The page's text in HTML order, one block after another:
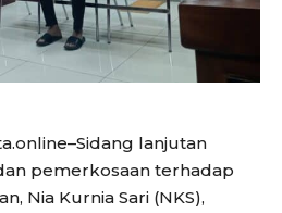
lanjutan
pemerkosaan terhadap
Nia Kurnia Sari (NKS),